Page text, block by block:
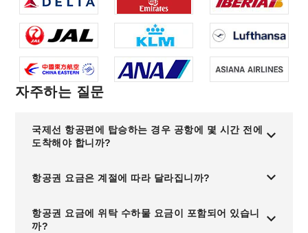
자주하는 질문
국제선 항공편에 탑승하는 경우 공항에 몇 시간 전에
도착해야 합니까?
항공권 요금은 계절에 따라 달라집니까?
항공권 요금에 위탁 수하물 요금이 포함되어 있습니
까?